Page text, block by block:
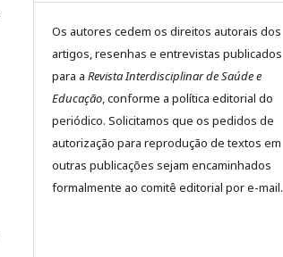
Os autores cedem os direitos autorais dos
artigos, resenhas e entrevistas publicados
para a Revista Interdisciplinar de Saúde e
Educação, conforme a política editorial do
periódico. Solicitamos que os pedidos de
autorização para reprodução de textos em
outras publicações sejam encaminhados
formalmente ao comitê editorial por e-mail.